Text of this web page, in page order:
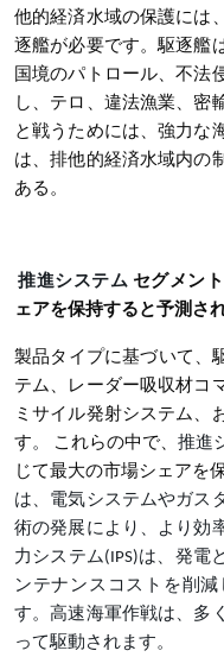
他的経済水域の保護には
逐艦が必要です。駆逐艦
国境のパトロール、不法
し、テロ、違法漁業、密
と戦うためには、強力な
は、排他的経済水域内の
ある。
推進システム セグメン
ェアを保持すると予測さ
製品タイプに基づいて、
テム、レーダー吸収材コ
ミサイル発射システム、
す。 これらの中で、推進
じて最大の市場シェアを
は、電気システムやガス
術の発展により、より効
力システム(IPS)は、発電
ンテナンスコストを削
す。高速海軍作戦は、多
って駆動されます。